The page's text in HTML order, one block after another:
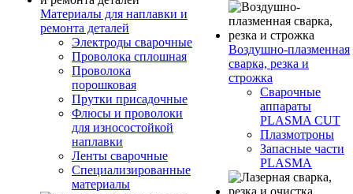
Материалы для наплавки и
ремонта деталей
Электроды сварочные
Проволока сплошная
Проволока
порошковая
Прутки присадочные
Флюсы и проволоки
для износостойкой
наплавки
Ленты сварочные
Специализированные
материалы
Воздушно-плазменная
сварка, резка и
строжка
Сварочные
аппараты
PLASMA CUT
Плазмотроны
Запасные части
PLASMA